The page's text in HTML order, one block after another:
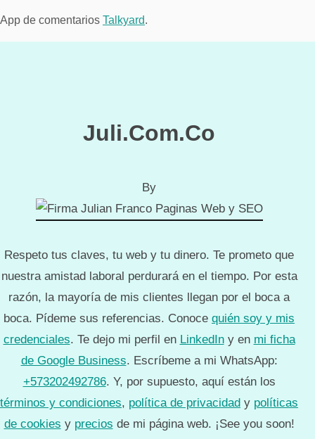
App de comentarios Talkyard.
Juli.Com.Co
By
Respeto tus claves, tu web y tu dinero. Te prometo que
nuestra amistad laboral perdurará en el tiempo. Por esta
razón, la mayoría de mis clientes llegan por el boca a
boca. Pídeme sus referencias. Conoce quién soy y mis
credenciales. Te dejo mi perfil en LinkedIny en mi ficha
de Google Business. Escríbeme a mi WhatsApp:
+573202492786. Y, por supuesto, aquí están los
términos y condiciones, política de privacidad y políticas
de cookies y precios de mi página web. ¡See you soon!